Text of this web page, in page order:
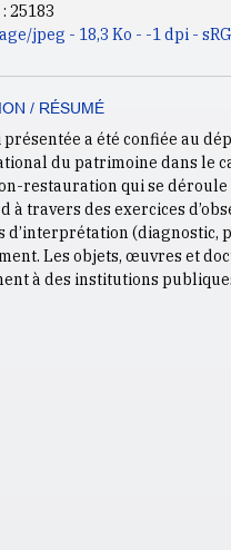
25183
jpeg - 18,3 Ko - -1 dpi -
/ RÉSUMÉ
a été confiée au
du patrimoine dans le
restauration qui se
à travers des exercices
d’interprétation
Les objets, œuvres et
à des institutions